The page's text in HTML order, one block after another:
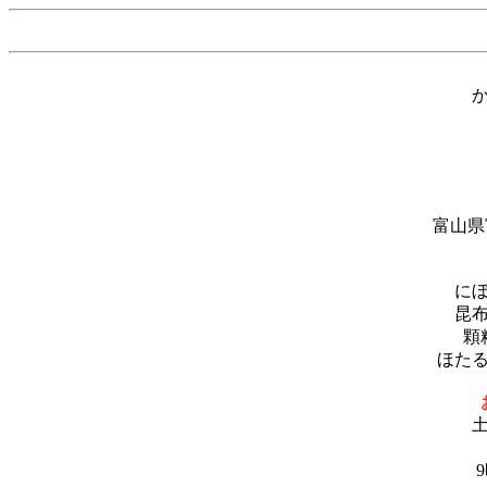
富山
に
昆
顆
ほた